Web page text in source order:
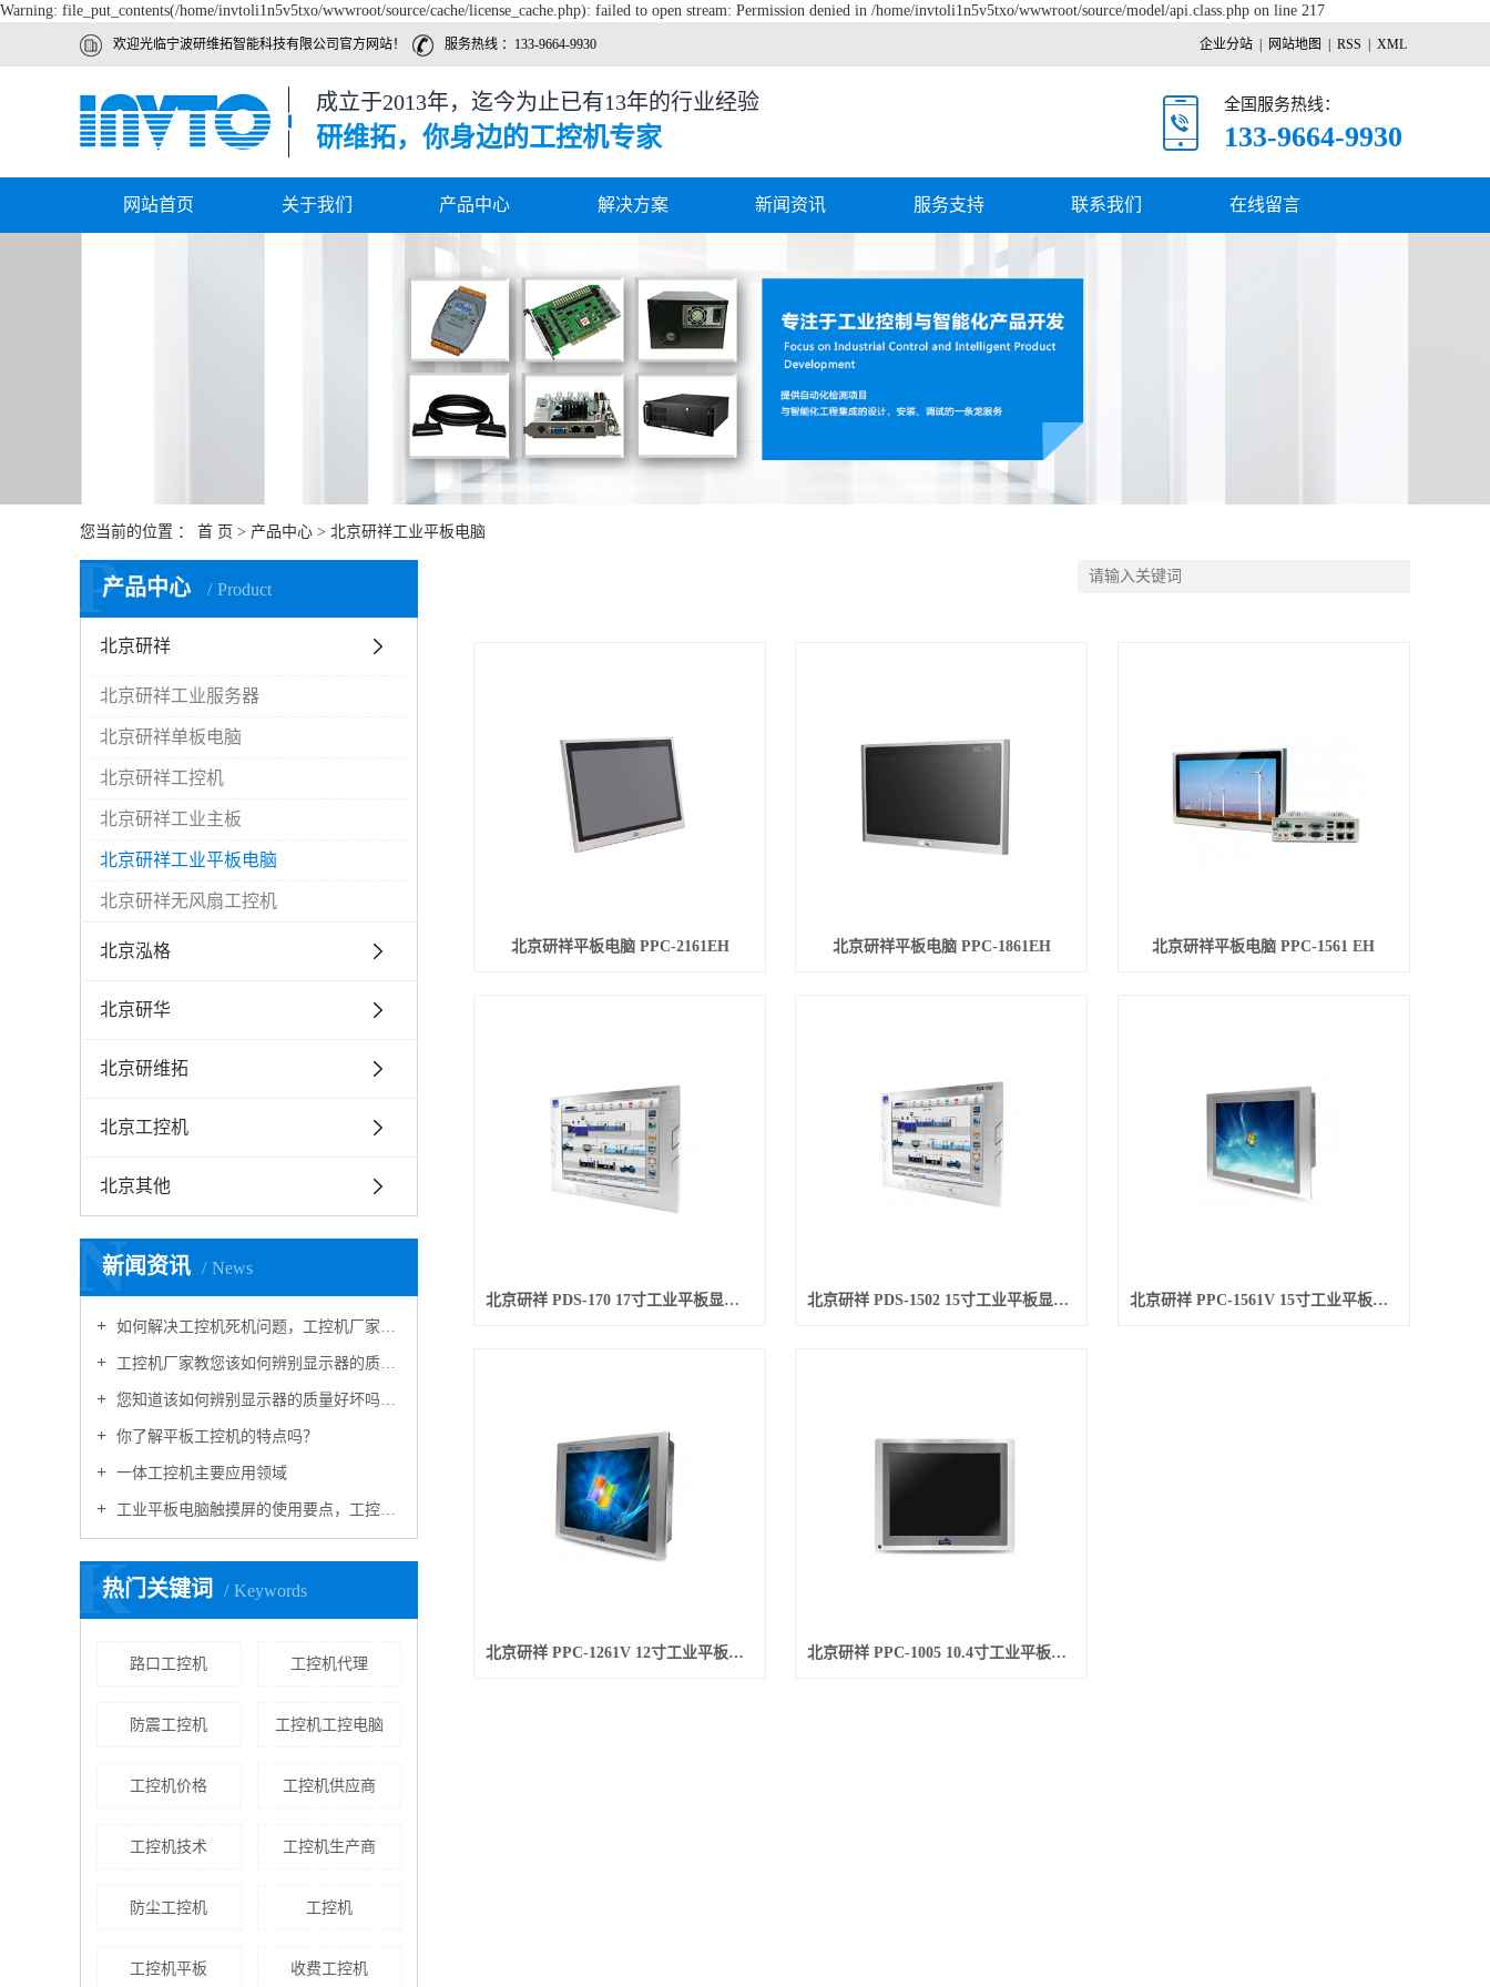
Warning: file_put_contents(/home/invtoli1n5v5txo/wwwroot/source/cache/license_cache.php): failed to open stream: Permission denied in /home/invtoli1n5v5txo/wwwroot/source/model/api.class.php on line 217
欢迎光临宁波研维拓智能科技有限公司官方网站！ 服务热线 ：133-9664-9930 企业分站 网站地图 RSS XML
成立于2013年，迄今为止已有13年的行业经验
研维拓，你身边的工控机专家
全国服务热线：
133-9664-9930
网站首页 关于我们 产品中心 解决方案 新闻资讯 服务支持 联系我们 在线留言
您当前的位置 ： 首 页 > 产品中心 > 北京研祥工业平板电脑
产品中心 Product
P
北京研祥
北京研祥工业服务器
北京研祥单板电脑
北京研祥工控机
北京研祥工业主板
北京研祥工业平板电脑
北京研祥无风扇工控机
北京泓格
北京研华
北京研维拓
北京工控机
北京其他
新闻资讯 News
N
如何解决工控机死机问题，工控机厂家告诉您
工控机厂家教您该如何辨别显示器的质量好坏
您知道该如何辨别显示器的质量好坏吗？工控机厂家向您介绍
你了解平板工控机的特点吗？
一体工控机主要应用领域
工业平板电脑触摸屏的使用要点，工控机厂家告诉您
热门关键词 Keywords
K
路口工控机 工控机代理
防震工控机 工控机工控电脑
工控机价格 工控机供应商
工控机技术 工控机生产商
防尘工控机 工控机
工控机平板 收费工控机
北京研祥平板电脑 PPC-2161EH 北京研祥平板电脑 PPC-1861EH 北京研祥平板电脑 PPC-1561 EH
北京研祥 PDS-170 17寸工业平板显示器 北京研祥 PDS-1502 15寸工业平板显示器 北京研祥 PPC-1561V 15寸工业平板电脑
北京研祥 PPC-1261V 12寸工业平板电脑 北京研祥 PPC-1005 10.4寸工业平板电脑